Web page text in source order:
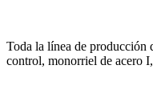
Toda la línea de producción
control, monorriel de acero